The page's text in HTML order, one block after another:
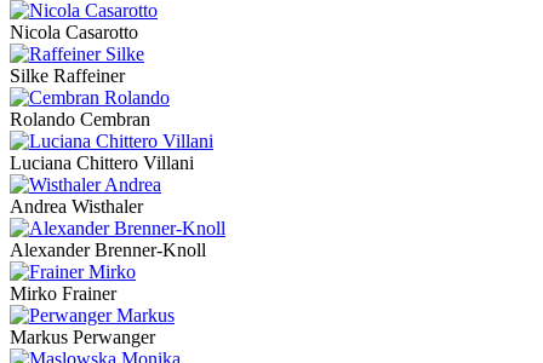
Nicola Casarotto
Silke Raffeiner
Rolando Cembran
Luciana Chittero Villani
Andrea Wisthaler
Alexander Brenner-Knoll
Mirko Frainer
Markus Perwanger